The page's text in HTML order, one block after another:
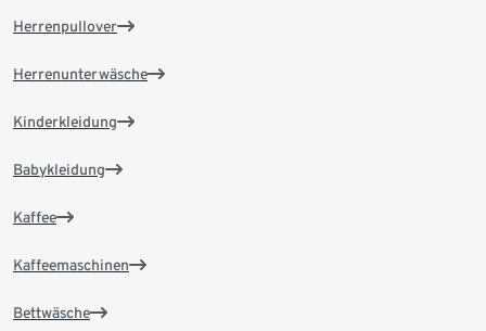
Herrenpullover
Herrenunterwäsche
Kinderkleidung
Babykleidung
Kaffee
Kaffeemaschinen
Bettwäsche